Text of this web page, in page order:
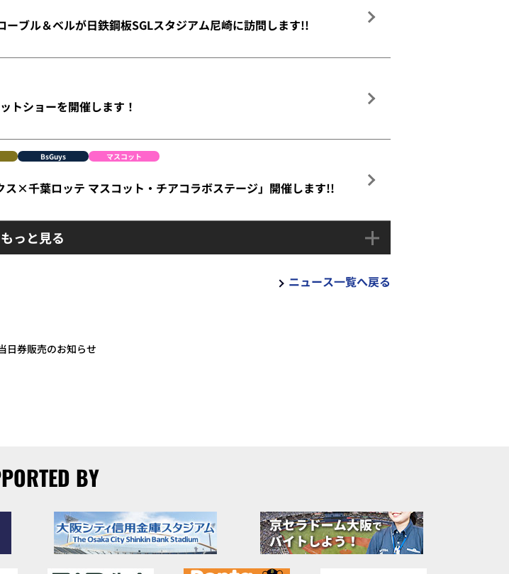
ブル＆ベルが日鉄鋼板SGLスタジアム尼崎に訪問します!!
トショーを開催します！
BsGuys マスコット
ス×千葉ロッテ マスコット・チアコラボステージ」開催します!!
もっと見る
ニュース一覧へ戻る
日券販売のお知らせ
BY